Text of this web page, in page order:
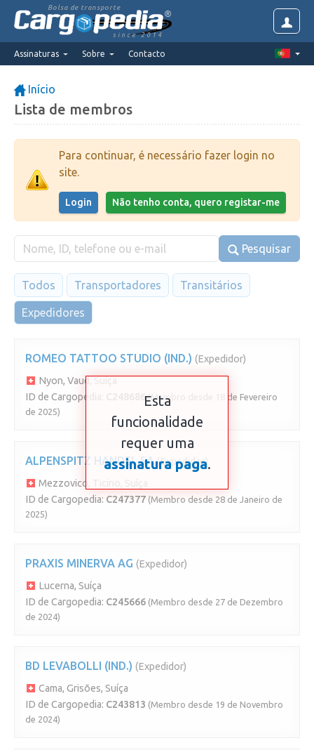
Bolsa de transporte
since 2014
Assinaturas Sobre Contacto
Início
Lista de membros
Para continuar, é necessário fazer login no
site.
Login Não tenho conta, quero registar-me
Pesquisar
Todos Transportadores Transitários
Expedidores
ROMEO TATTOO STUDIO (IND.) (Expedidor)
Nyon, Vaud, Suíça
ID de Cargopedia:
C248686 (Membro desde 18 de Fevereiro
de 2025)
ALPENSPITZ HANDEL SA (Expedidor)
Mezzovico, Ticino, Suíça
ID de Cargopedia: C247377 (Membro desde 28 de Janeiro de
2025)
PRAXIS MINERVA AG (Expedidor)
Lucerna, Suíça
ID de Cargopedia: C245666 (Membro desde 27 de Dezembro
de 2024)
BD LEVABOLLI (IND.) (Expedidor)
Cama, Grisões, Suíça
ID de Cargopedia: C243813 (Membro desde 19 de Novembro
de 2024)
Esta
funcionalidade
requer uma
assinatura paga.